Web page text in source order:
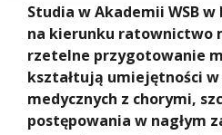
Studia w Akademii WSB
na kierunku ratownictwo
rzetelne przygotowanie
kształtują umiejętności w
medycznych z chorymi,
postępowania w nagłym